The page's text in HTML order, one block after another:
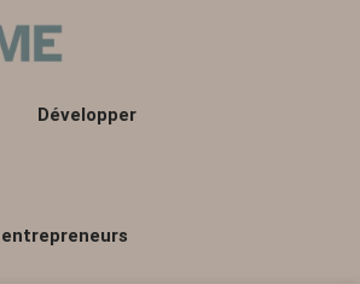
Développer